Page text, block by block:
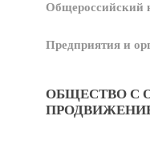
Общероссийский
Предприятия и
ОБЩЕСТВО С